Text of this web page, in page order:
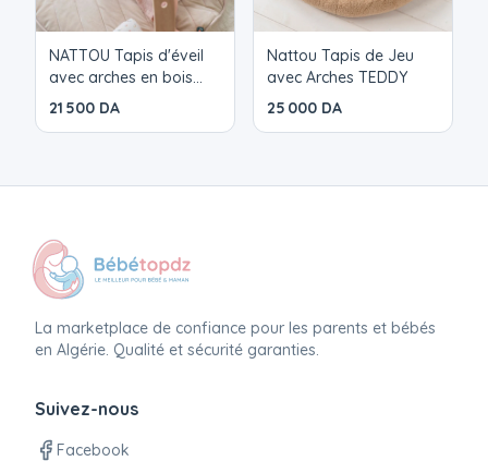
de magie dans l’univers de bébé, avec d’adorables
éléphanteaux et faons comme compagnons tout
doux. Des doudous aux accessoires : tout est conçu
dans des matières moelleuses et des couleurs
harmonieuses qui inspirent calme et tendresse.
de bébé.
NATTOU Tapis d'éveil
avec arches en bois
(MILA, ZOË & LANA)
21 500 DA
Nattou Tapis de Jeu
avec Arches TEDDY
25 000 DA
La marketplace de confiance pour les parents et bébés
en Algérie. Qualité et sécurité garanties.
Suivez-nous
Facebook